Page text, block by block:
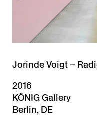
Jorinde Voigt –
2016
KÖNIG Gallery
Berlin, DE